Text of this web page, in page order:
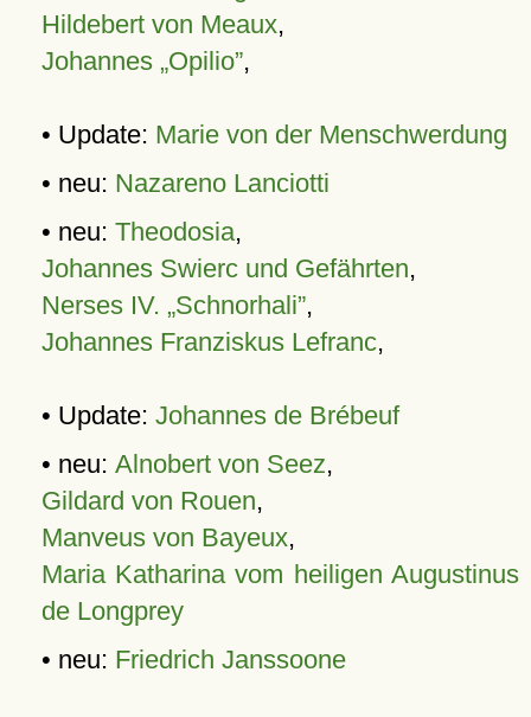
Hildebert von Meaux,
Johannes „Opilio”,
• Update: Marie von der Menschwerdung
• neu: Nazareno Lanciotti
• neu: Theodosia,
Johannes Swierc und Gefährten,
Nerses IV. „Schnorhali”,
Johannes Franziskus Lefranc,
• Update: Johannes de Brébeuf
• neu: Alnobert von Seez,
Gildard von Rouen,
Manveus von Bayeux,
Maria Katharina vom heiligen Augustinus
de Longprey
• neu: Friedrich Janssoone